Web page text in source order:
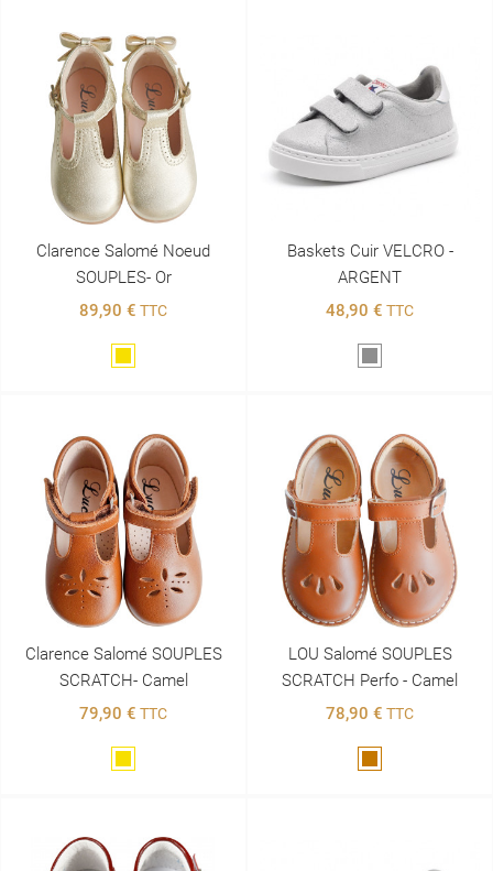
Clarence Salomé Noeud
SOUPLES- Or
89,90 € TTC
Baskets Cuir VELCRO -
ARGENT
48,90 € TTC
Clarence Salomé SOUPLES
SCRATCH- Camel
79,90 € TTC
LOU Salomé SOUPLES
SCRATCH Perfo - Camel
78,90 € TTC